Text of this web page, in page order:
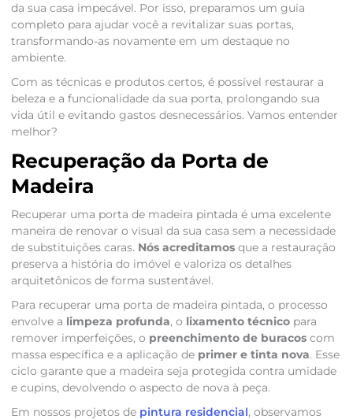
da sua casa impecável. Por isso, preparamos um guia
completo para ajudar você a revitalizar suas portas,
transformando-as novamente em um destaque no
ambiente.
Com as técnicas e produtos certos, é possível restaurar a
beleza e a funcionalidade da sua porta, prolongando sua
vida útil e evitando gastos desnecessários. Vamos entender
melhor?
Recuperação da Porta de
Madeira
Recuperar uma porta de madeira pintada é uma excelente
maneira de renovar o visual da sua casa sem a necessidade
de substituições caras. Nós acreditamosque a restauração
preserva a história do imóvel e valoriza os detalhes
arquitetônicos de forma sustentável.
Para recuperar uma porta de madeira pintada, o processo
envolve a limpeza profunda, o lixamento técnicopara
remover imperfeições, o preenchimento de buracoscom
massa específica e a aplicação de primer e tinta nova. Esse
ciclo garante que a madeira seja protegida contra umidade
e cupins, devolvendo o aspecto de nova à peça.
Em nossos projetos de pintura residencial, observamos